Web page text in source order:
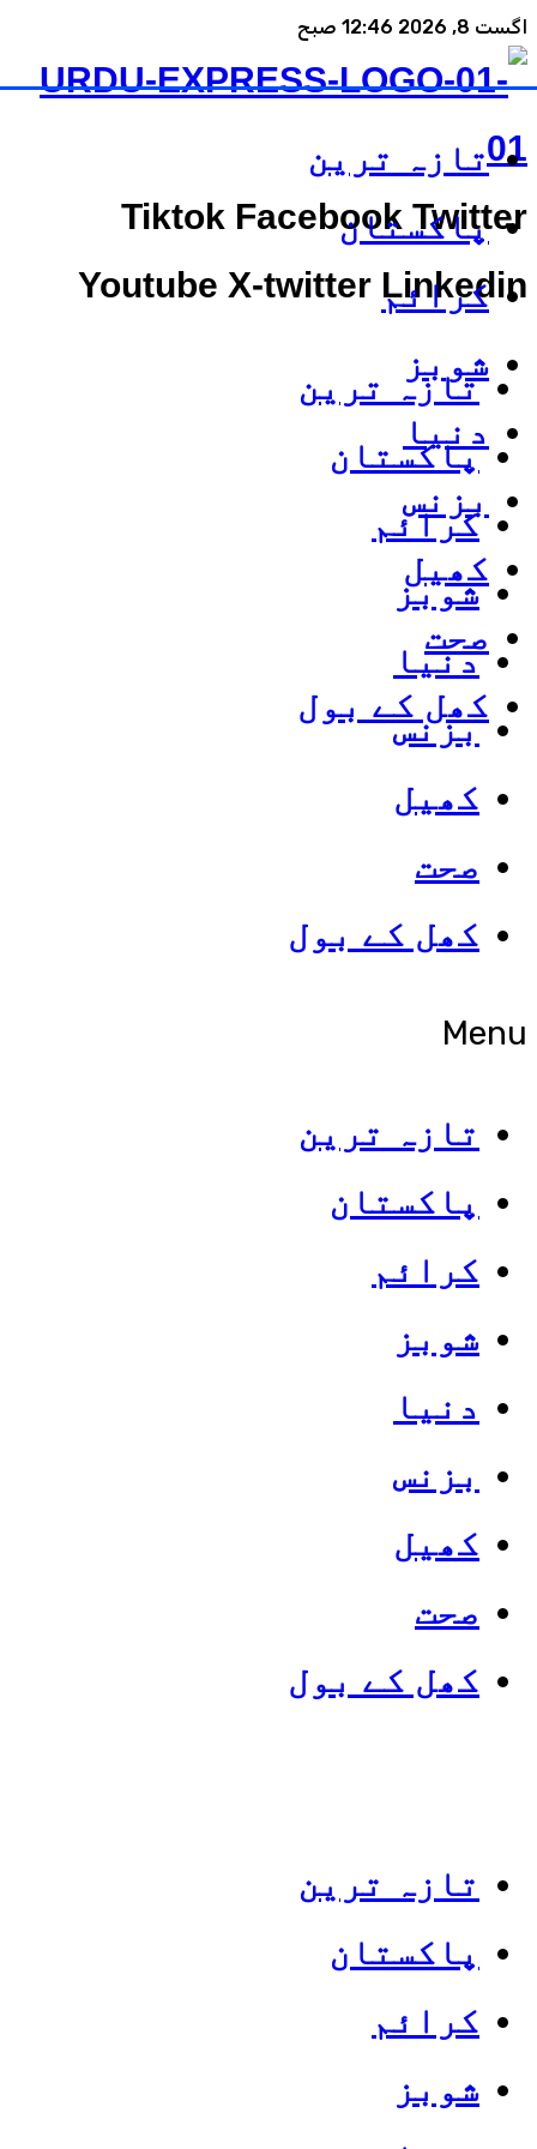
اگست 8, 2026 12:46 صبح
Tiktok Facebook Twitter
Youtube X-twitter Linkedin
تازہ ترین
پاکستان
کرائم
شوبز
دنیا
بزنس
کھیل
صحت
کھل کے بول
Menu
تازہ ترین
پاکستان
کرائم
شوبز
دنیا
بزنس
کھیل
صحت
کھل کے بول
تازہ ترین
پاکستان
کرائم
شوبز
تازہ ترین
پاکستان
کرائم
شوبز
دنیا
بزنس
کھیل
صحت
کھل کے بول
Categories
Top News